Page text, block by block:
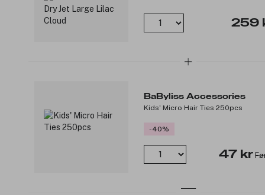
259
BaByliss Accessories
Kids' Micro Hair Ties 250pcs
-40%
47 kr